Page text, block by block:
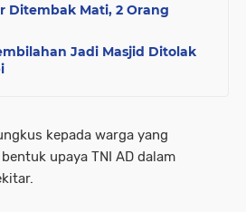
Ditembak Mati, 2 Orang
Jadi Masjid Ditolak
kepada warga yang
upaya TNI AD dalam